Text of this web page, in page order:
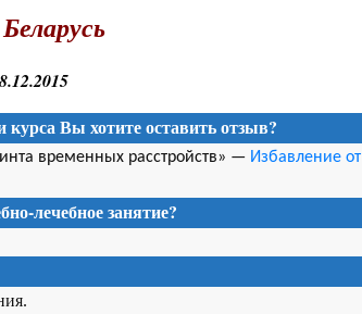
Вы хотите оставить отзыв?
временных расстройств» — Избавление от
лечебное занятие?